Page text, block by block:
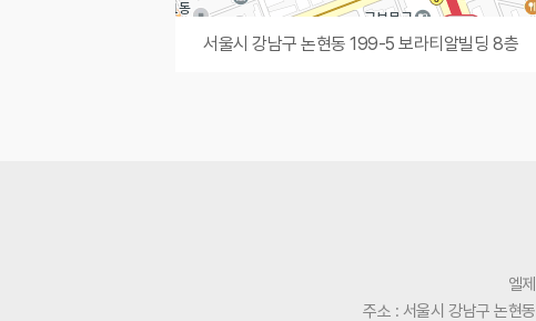
서울시 강남구 논현동 199-5 보라티알빌딩 8층
엘
주소 : 서울시 강남구 논현